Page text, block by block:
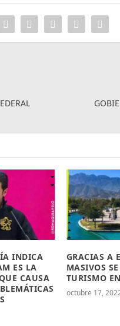
INDICA
ES LA
CAUSA
GRACIAS A
MASIVOS
TURISMO
octubre 17,